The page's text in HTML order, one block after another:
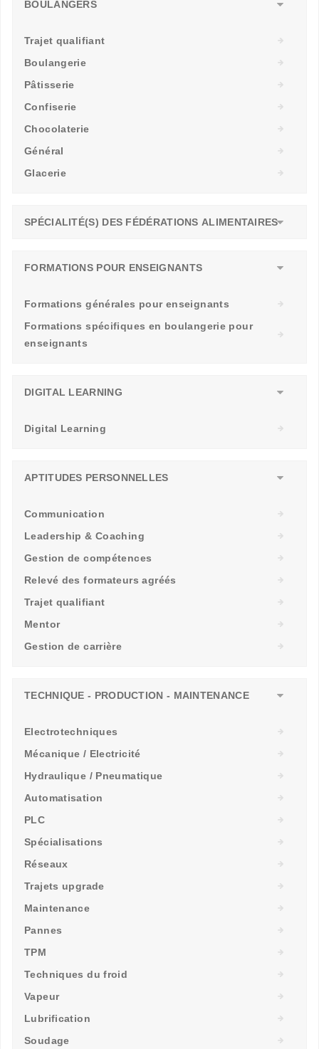
BOULANGERS
Trajet qualifiant
Boulangerie
Pâtisserie
Confiserie
Chocolaterie
Général
Glacerie
SPÉCIALITÉ(S) DES FÉDÉRATIONS ALIMENTAIRES
FORMATIONS POUR ENSEIGNANTS
Formations générales pour enseignants
Formations spécifiques en boulangerie pour
enseignants
DIGITAL LEARNING
Digital Learning
APTITUDES PERSONNELLES
Communication
Leadership & Coaching
Gestion de compétences
Relevé des formateurs agréés
Trajet qualifiant
Mentor
Gestion de carrière
TECHNIQUE - PRODUCTION - MAINTENANCE
Electrotechniques
Mécanique / Electricité
Hydraulique / Pneumatique
Automatisation
PLC
Spécialisations
Réseaux
Trajets upgrade
Maintenance
Pannes
TPM
Techniques du froid
Vapeur
Lubrification
Soudage